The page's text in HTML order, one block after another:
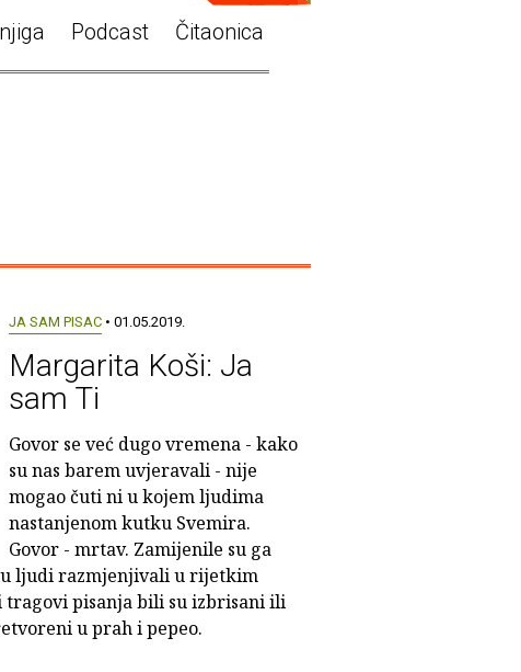
Podcast Čitaonica
JA SAM PISAC • 01.05.2019.
Margarita Koši: Ja
sam Ti
Govor se već dugo vremena - kako
su nas barem uvjeravali - nije
mogao čuti ni u kojem ljudima
nastanjenom kutku Svemira.
Govor - mrtav. Zamijenile su ga
ljudi razmjenjivali u rijetkim
pisanja bili su izbrisani ili
u prah i pepeo.